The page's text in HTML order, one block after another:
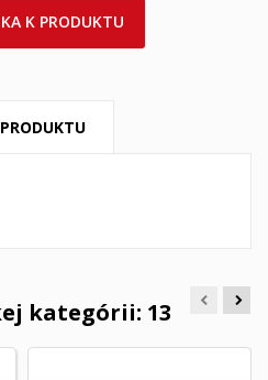
K PRODUKTU
kategórii: 13